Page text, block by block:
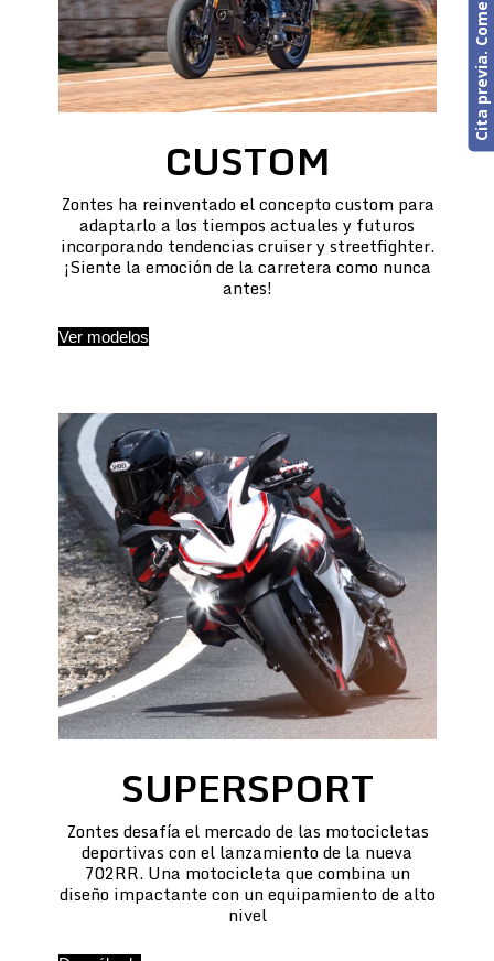
CUSTOM
Zontes ha reinventado el concepto custom para
adaptarlo a los tiempos actuales y futuros
incorporando tendencias cruiser y streetfighter.
¡Siente la emoción de la carretera como nunca
antes!
Ver modelos
SUPERSPORT
Zontes desafía el mercado de las motocicletas
deportivas con el lanzamiento de la nueva
702RR. Una motocicleta que combina un
diseño impactante con un equipamiento de alto
nivel